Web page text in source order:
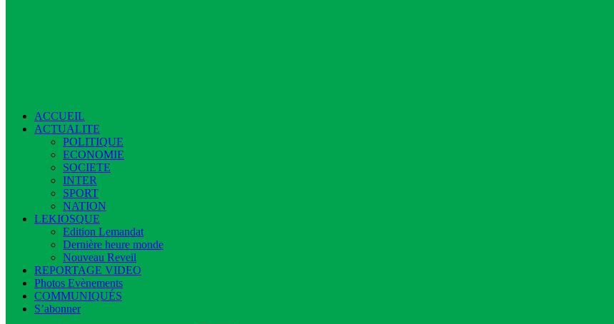
ACCUEIL
ACTUALITE
POLITIQUE
ECONOMIE
SOCIETE
INTER
SPORT
NATION
LEKIOSQUE
Edition Lemandat
Dernière heure monde
Nouveau Reveil
REPORTAGE VIDEO
Photos Evènements
COMMUNIQUÉS
S’abonner